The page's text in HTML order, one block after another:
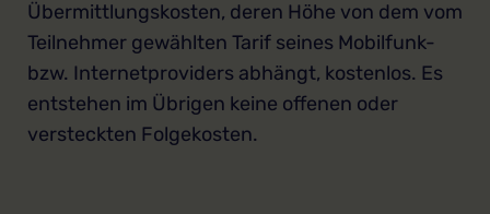
Übermittlungskosten, deren Höhe von dem vom
Teilnehmer gewählten Tarif seines Mobilfunk-
bzw. Internetproviders abhängt, kostenlos. Es
entstehen im Übrigen keine offenen oder
versteckten Folgekosten.